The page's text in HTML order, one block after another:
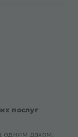
послуг
одним дахом.